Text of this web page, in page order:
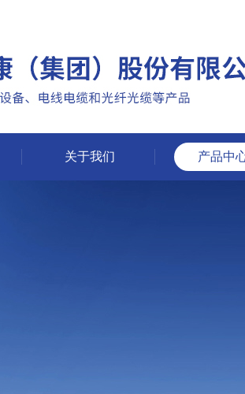
关于我们 产品中